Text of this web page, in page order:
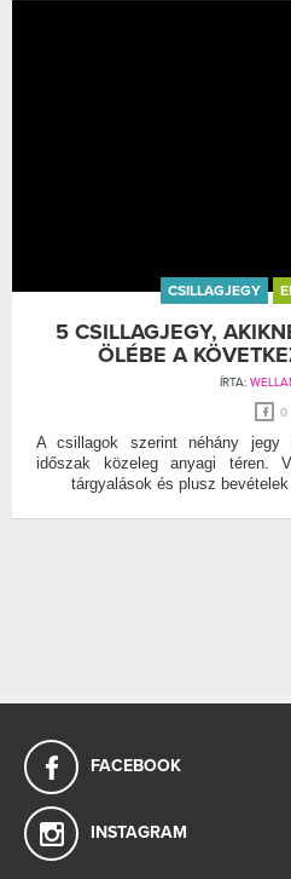
CSILLAGJEGY
5 CSILLAGJEGY,
ÖLÉBE A
ÍRTA:
0
A csillagok szerint néhány jegy
időszak közeleg anyagi téren.
tárgyalások és plusz
FACEBOOK
INSTAGRAM